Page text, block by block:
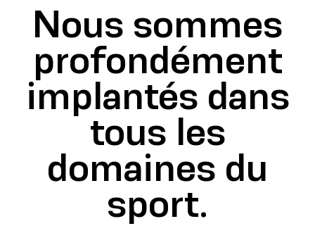
Nous sommes
profondément
implantés dans
tous les
domaines du
sport.